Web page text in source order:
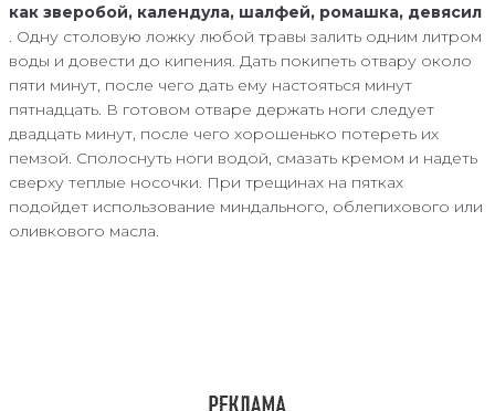
как зверобой, календула, шалфей, ромашка, девясил
. Одну столовую ложку любой травы залить одним литром
воды и довести до кипения. Дать покипеть отвару около
пяти минут, после чего дать ему настояться минут
пятнадцать. В готовом отваре держать ноги следует
двадцать минут, после чего хорошенько потереть их
пемзой. Сполоснуть ноги водой, смазать кремом и надеть
сверху теплые носочки. При трещинах на пятках
подойдет использование миндального, облепихового или
оливкового масла.